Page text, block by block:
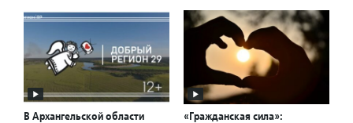
В Архангельской области «Гражданская сила»: